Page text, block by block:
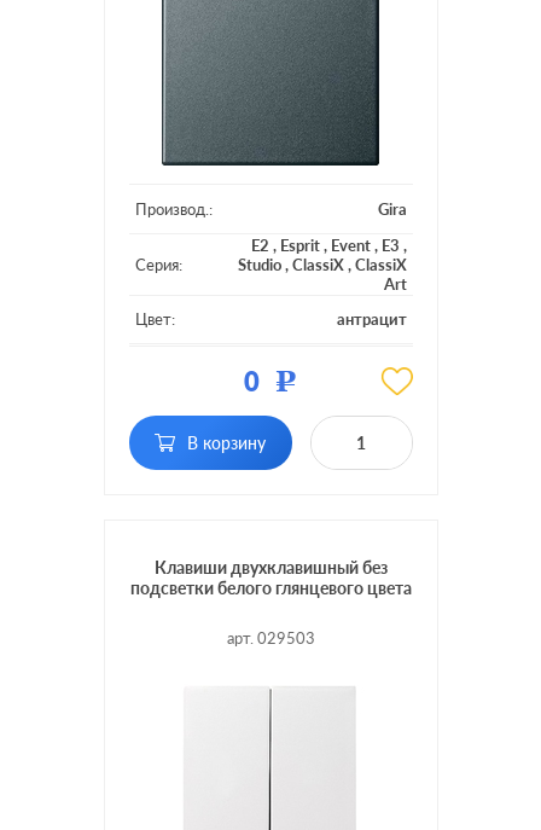
Производ.: Gira
Серия:
E2 , Esprit, Event, E3 ,
Studio,ClassiX,ClassiX
Art
Цвет:
антрацит
пластмасса
клавиш:
одноклавишный
Подсветка: без подсветки
0 Р
В корзину
Клавиши двухклавишный без
подсветки белого глянцевого цвета
арт. 029503